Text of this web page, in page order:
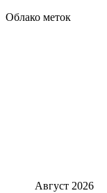
Облако меток
Август 2026